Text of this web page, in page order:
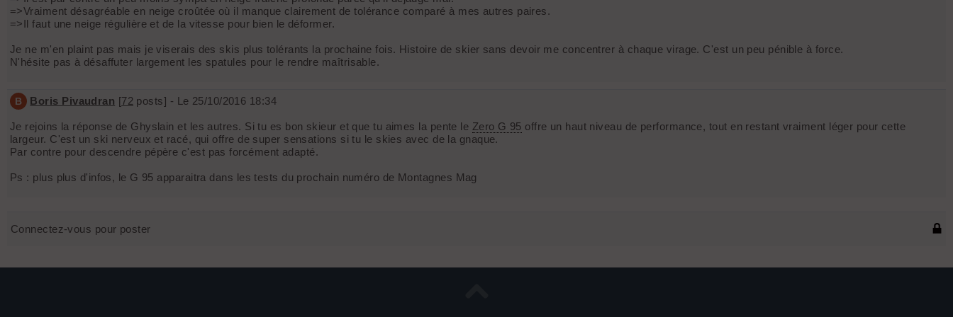
=>Vraiment désagréable en neige croûtée où il manque clairement de tolérance comparé à mes autres paires.
=>Il faut une neige régulière et de la vitesse pour bien le déformer.
Je ne m'en plaint pas mais je viserais des skis plus tolérants la prochaine fois. Histoire de skier sans devoir me concentrer à chaque virage. C'est un peu pénible à force.
N'hésite pas à désaffuter largement les spatules pour le rendre maîtrisable.
B Boris Pivaudran [72 posts] - Le 25/10/2016 18:34
Je rejoins la réponse de Ghyslain et les autres. Si tu es bon skieur et que tu aimes la pente le Zero G 95 offre un haut niveau de performance, tout en restant vraiment léger pour cette
largeur. C'est un ski nerveux et racé, qui offre de super sensations si tu le skies avec de la gnaque.
Par contre pour descendre pépère c'est pas forcément adapté.
Ps : plus plus d'infos, le G 95 apparaitra dans les tests du prochain numéro de Montagnes Mag
Connectez-vous pour poster